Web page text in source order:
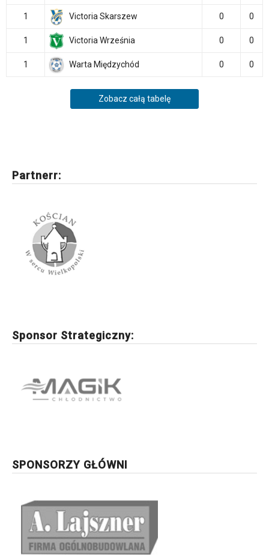
1 Victoria Skarszew 0 0
1 Victoria Września 0 0
1 Warta Międzychód 0 0
Zobacz całą tabelę
Partnerr:
Sponsor Strategiczny:
SPONSORZY GŁÓWNI